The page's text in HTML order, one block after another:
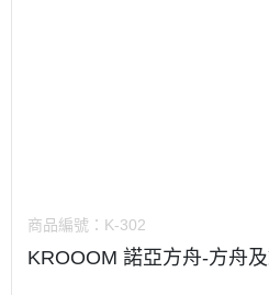
商品編號： K-302
KROOOM 諾亞方舟-方舟